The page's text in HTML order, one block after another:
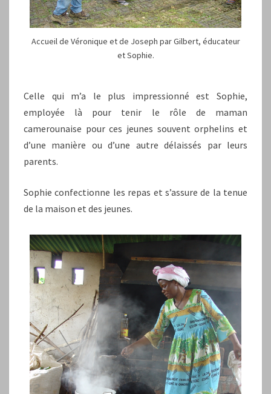
Accueil de Véronique et de Joseph par Gilbert, éducateur
et Sophie.
Celle qui m’a le plus impressionné est Sophie,
employée là pour tenir le rôle de maman
camerounaise pour ces jeunes souvent orphelins et
d’une manière ou d’une autre délaissés par leurs
parents.
Sophie confectionne les repas et s’assure de la tenue
de la maison et des jeunes.